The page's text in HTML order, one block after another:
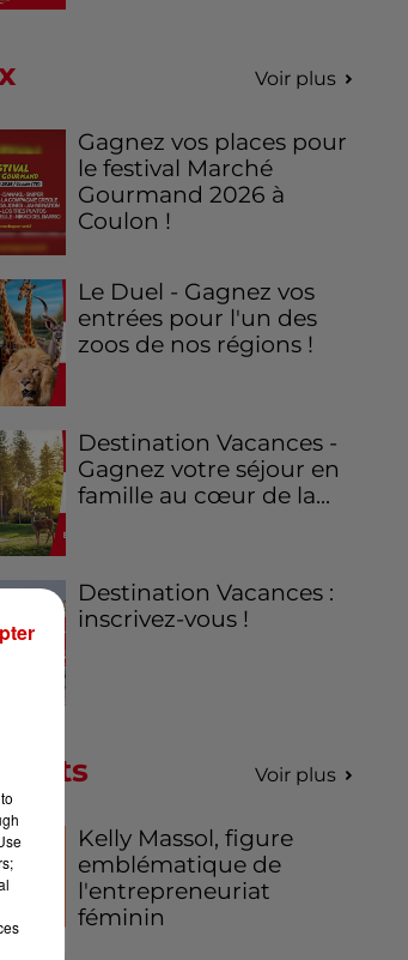
Voir plus
Gagnez vos places pour
le festival Marché
Gourmand 2026 à
Coulon !
Le Duel - Gagnez vos
entrées pour l'un des
zoos de nos régions !
Destination Vacances -
Gagnez votre séjour en
famille au cœur de la...
Destination Vacances :
inscrivez-vous !
Voir plus
Kelly Massol, figure
emblématique de
l'entrepreneuriat
féminin